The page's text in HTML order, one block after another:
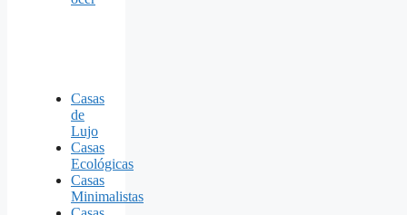
Casas
de
Lujo
Casas
Ecológicas
Casas
Minimalistas